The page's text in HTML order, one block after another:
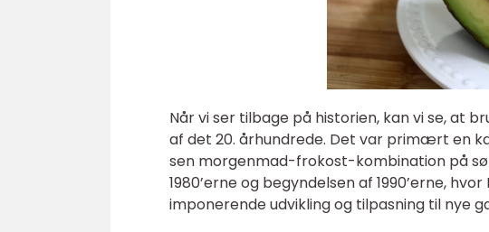
Når vi ser tilbage på historien, kan vi se, at
af det 20. århundrede. Det var primært en
sen morgenmad-frokost-kombination på
1980’erne og begyndelsen af 1990’erne,
imponerende udvikling og tilpasning til nye